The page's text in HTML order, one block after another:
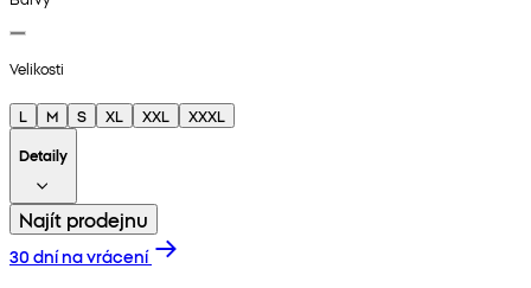
Velikosti
L M S XL XXL
XXXL
Detaily
Najít prodejnu
30 dní na vrácení